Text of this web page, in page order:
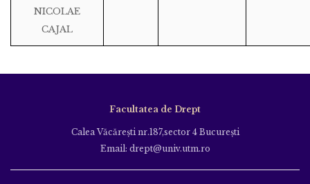
NICOLAE
CAJAL
Facultatea de Drept
Calea Văcăreşti nr.187,sector 4 Bucureşti
Email: drept@univ.utm.ro